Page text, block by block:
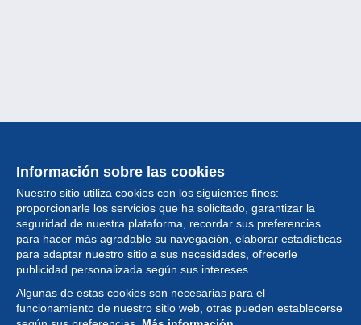
Información sobre las cookies
Nuestro sitio utiliza cookies con los siguientes fines:
proporcionarle los servicios que ha solicitado, garantizar la
seguridad de nuestra plataforma, recordar sus preferencias
para hacer más agradable su navegación, elaborar estadísticas
para adaptar nuestro sitio a sus necesidades, ofrecerle
publicidad personalizada según sus intereses.
Algunas de estas cookies son necesarias para el
funcionamiento de nuestro sitio web, otras pueden establecerse
Colección
Noticias